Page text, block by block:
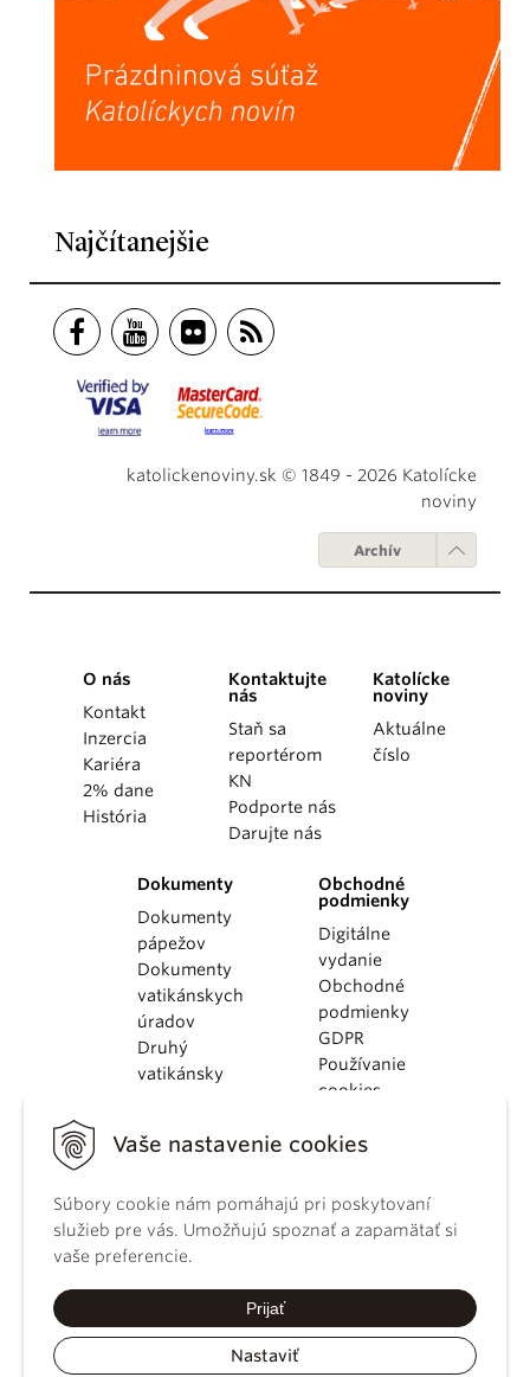
Vaše nastavenie cookies
Súbory cookie nám pomáhajú pri poskytovaní
služieb pre vás. Umožňujú spoznať a zapamätať si
vaše preferencie.
Prijať
Nastaviť
Najčítanejšie
katolickenoviny.sk © 1849 - 2026 Katolícke
noviny
Archív
O nás
Kontakt
Inzercia
Kariéra
2% dane
História
Kontaktujte
nás
Staň sa
reportérom
KN
Podporte nás
Darujte nás
Katolícke
noviny
Aktuálne
číslo
Dokumenty
Dokumenty
pápežov
Dokumenty
vatikánskych
úradov
Druhý
vatikánsky
KBS
kánonického
práva
Katechizmus
Obchodné
podmienky
Digitálne
vydanie
Obchodné
podmienky
GDPR
Používanie
cookies